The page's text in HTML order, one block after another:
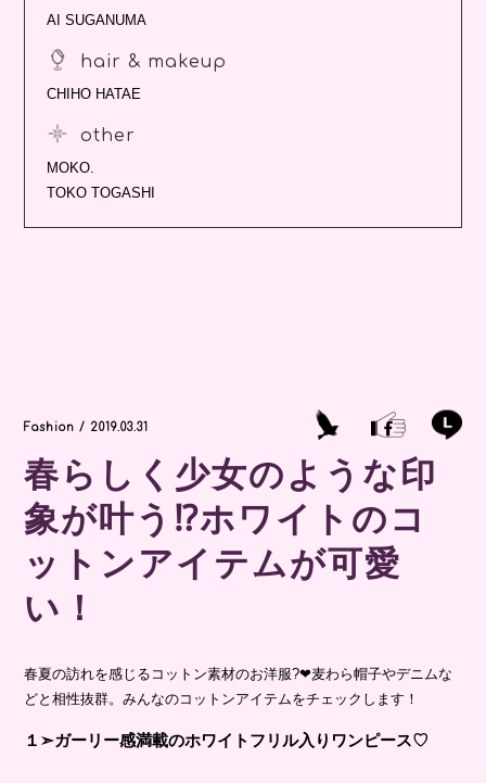
AI SUGANUMA
hair & makeup
CHIHO HATAE
other
MOKO.
TOKO TOGASHI
Fashion / 2019.03.31
春らしく少女のような印
象が叶う⁉ホワイトのコ
ットンアイテムが可愛
い！
春夏の訪れを感じるコットン素材のお洋服?❤︎麦わら帽子やデニムな
どと相性抜群。みんなのコットンアイテムをチェックします！
１➣ガーリー感満載のホワイトフリル入りワンピース♡